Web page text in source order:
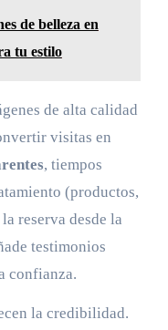
de belleza en
tu estilo
de alta calidad
visitas en
, tiempos
(productos,
reserva desde la
testimonios
confianza.
la credibilidad.